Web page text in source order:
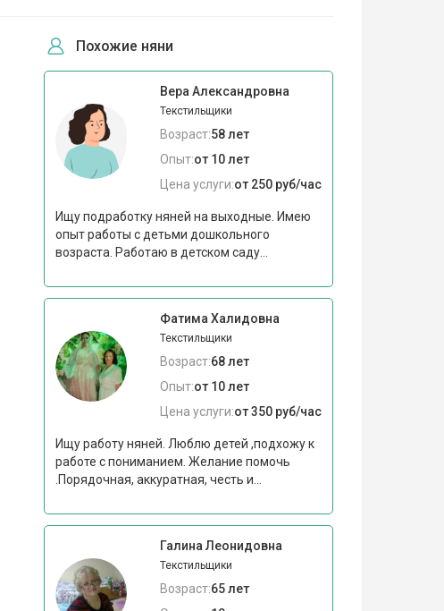
Похожие няни
Вера Александровна
Текстильщики
Возраст:58 лет
Опыт:от 10 лет
Цена услуги:от 250 руб/час
Ищу подработку няней на выходные. Имею
опыт работы с детьми дошкольного
возраста. Работаю в детском саду...
Фатима Халидовна
Текстильщики
Возраст:68 лет
Опыт:от 10 лет
Цена услуги:от 350 руб/час
Ищу работу няней. Люблю детей ,подхожу к
работе с пониманием. Желание помочь
.Порядочная, аккуратная, честь и...
Галина Леонидовна
Текстильщики
Возраст:65 лет